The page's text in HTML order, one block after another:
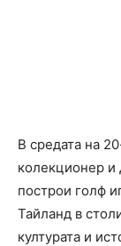
В средата на
колекционер и
построи голф
Тайланд в
културата и